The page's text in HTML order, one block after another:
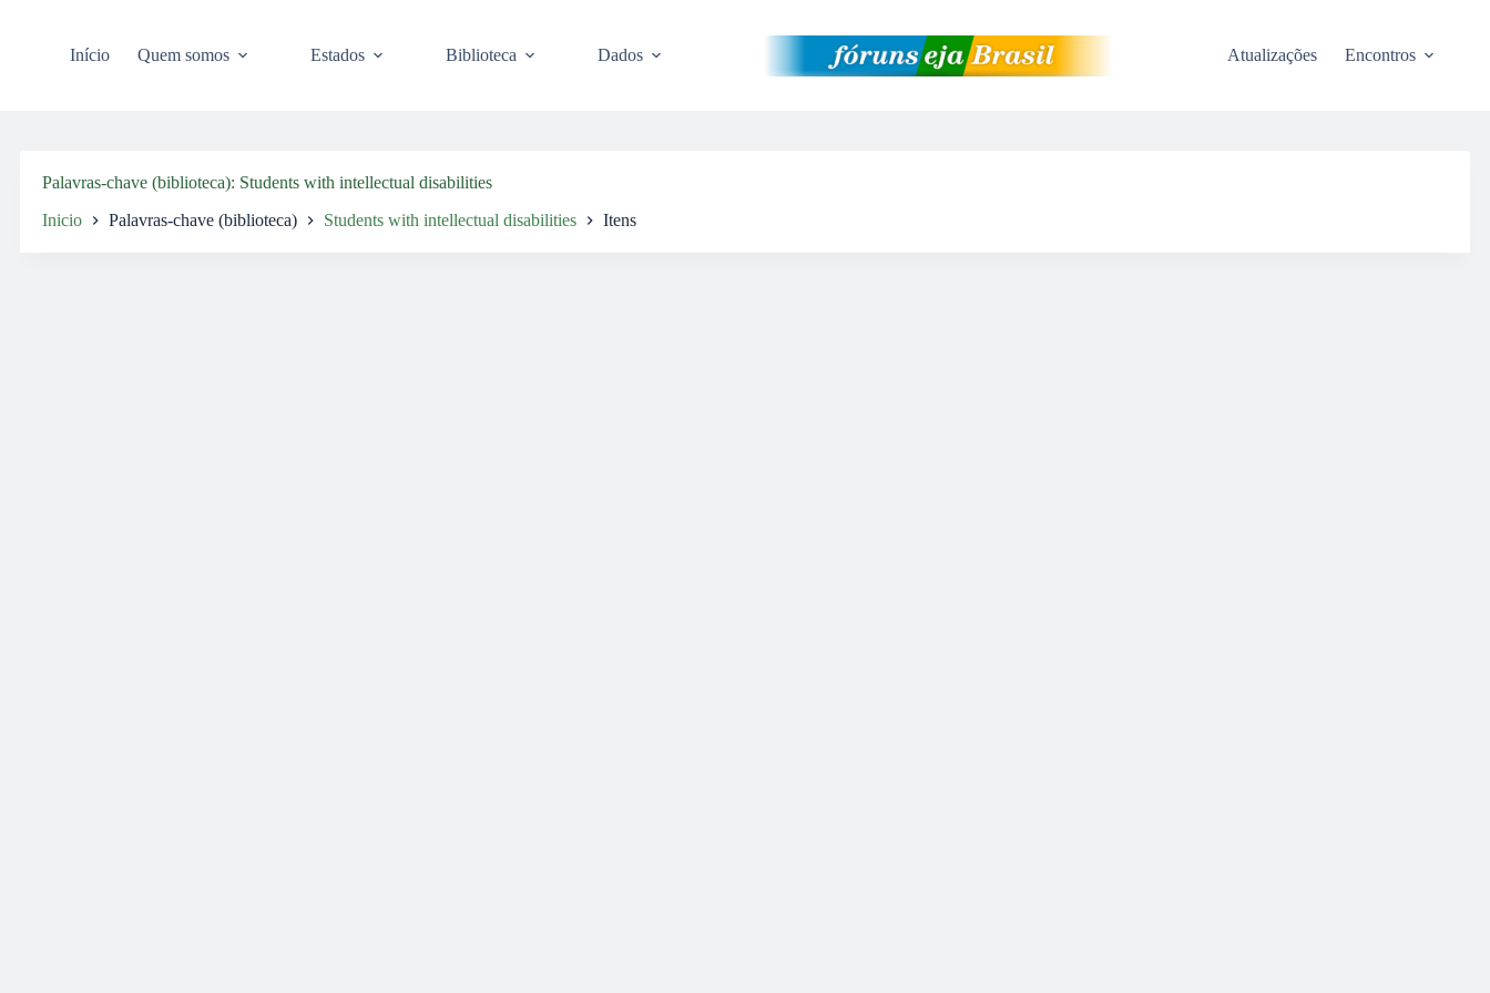
Início Quem somos Estados Biblioteca Dados Atualizações Encontros
Palavras-chave (biblioteca) Students with intellectual disabilities
Inicio Palavras-chave (biblioteca) Students with intellectual disabilities Itens